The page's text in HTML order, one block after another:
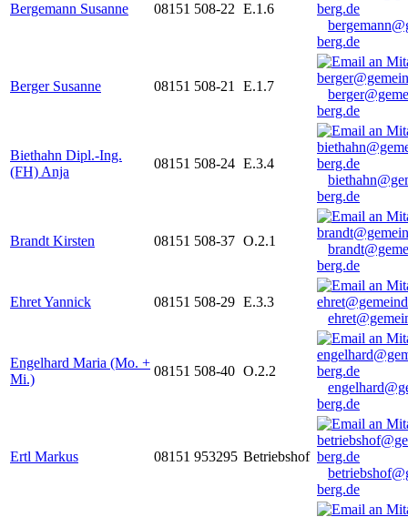
Bergemann Susanne 08151 508-22 E.1.6
berg.de
Berger Susanne 08151 508-21 E.1.7
berg.de
Biethahn Dipl.-Ing.
(FH) Anja
08151 508-24 E.3.4
berg.de
Brandt Kirsten 08151 508-37 O.2.1
berg.de
Ehret Yannick 08151 508-29 E.3.3
Engelhard Maria (Mo. +
Mi.)
08151 508-40 O.2.2
berg.de
Ertl Markus 08151 953295 Betriebshof
berg.de